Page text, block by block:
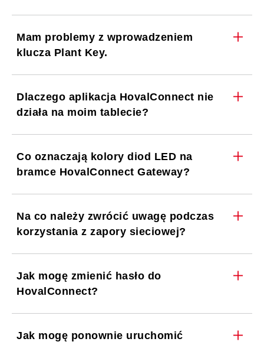
Mam problemy z wprowadzeniem
klucza Plant Key.
Dlaczego aplikacja HovalConnect nie
działa na moim tablecie?
Co oznaczają kolory diod LED na
bramce HovalConnect Gateway?
Na co należy zwrócić uwagę podczas
korzystania z zapory sieciowej?
Jak mogę zmienić hasło do
HovalConnect?
Jak mogę ponownie uruchomić